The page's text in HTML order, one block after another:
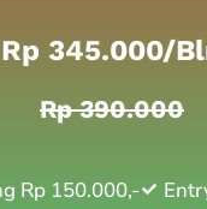
Rp 345.000/
Rp 390.000
Rp 150.000,-